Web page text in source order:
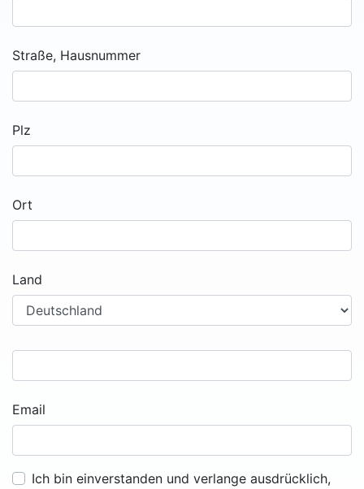
Straße, Hausnummer
Plz
Ort
Land
Email
Ich bin einverstanden und verlange ausdrücklich,